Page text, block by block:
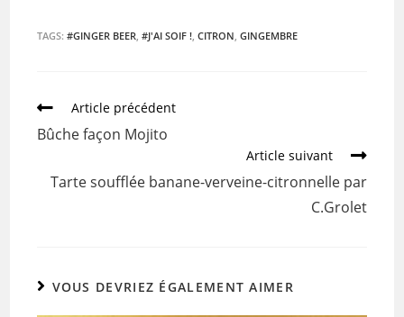
c
b
o
k
itt ai ta
TAGS:#GINGER BEER #J'AI SOIF ! CITRON GINGEMBRE
Article précédent
Bûche façon Mojito
Article suivant
Tarte soufflée banane-verveine-citronnelle par
C.Grolet
VOUS DEVRIEZ ÉGALEMENT AIMER